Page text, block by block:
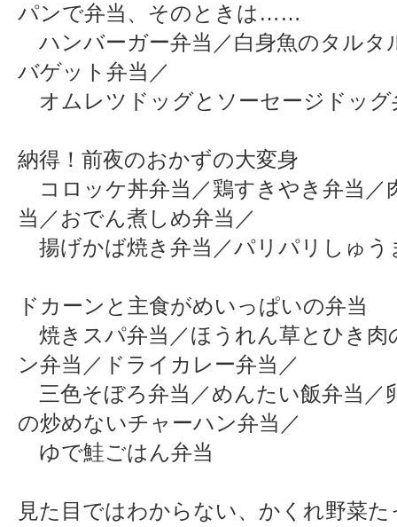
パンで弁当、そのときは……
ハンバーガー弁当／白身魚のタルタ
バゲット弁当／
オムレツドッグとソーセージドッグ
納得！前夜のおかずの大変身
コロッケ丼弁当／鶏すきやき弁当／
当／おでん煮しめ弁当／
揚げかば焼き弁当／パリパリしゅう
ドカーンと主食がめいっぱいの弁当
焼きスパ弁当／ほうれん草とひき肉
ン弁当／ドライカレー弁当／
三色そぼろ弁当／めんたい飯弁当／
の炒めないチャーハン弁当／
ゆで鮭ごはん弁当
見た目ではわからない、かくれ野菜